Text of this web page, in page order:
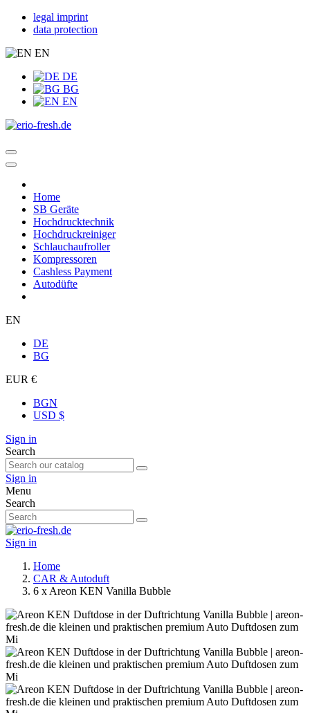
legal imprint
data protection
EN
DE
BG
EN
Home
SB Geräte
Hochdrucktechnik
Hochdruckreiniger
Schlauchaufroller
Kompressoren
Cashless Payment
Autodüfte
EN
DE
BG
EUR €
BGN
USD $
Sign in
Search
Sign in
Menu
Search
Sign in
Home
CAR & Autoduft
6 x Areon KEN Vanilla Bubble